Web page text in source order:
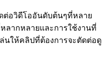
ต่อวิดีโออันดับต้นๆที่หลาย
ลากหลายและการใช้งานที่
นให้คลิปที่ต้องการจะตัดต่อดู